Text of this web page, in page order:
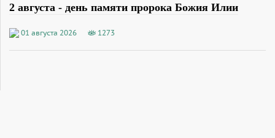
2 августа - день памяти пророка Божия Илии
01 августа 2026 1273